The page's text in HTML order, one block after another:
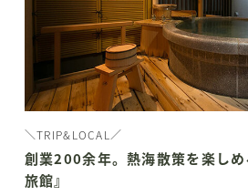
＼TRIP&LOCAL／
創業200余年。熱海散策を楽し
旅館』